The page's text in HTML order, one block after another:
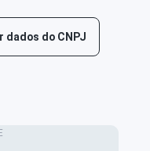
dados do CNPJ